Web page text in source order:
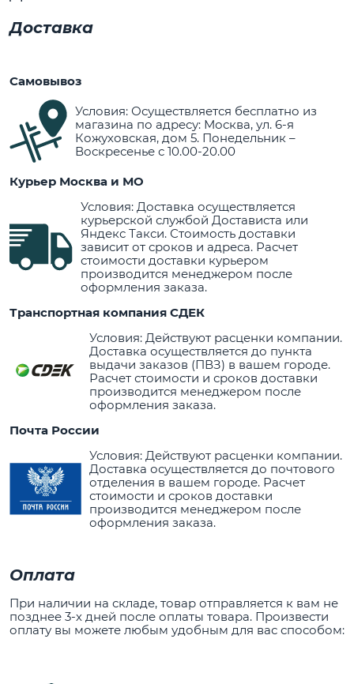
Доставка
Самовывоз
Условия: Осуществляется бесплатно из
магазина по адресу: Москва, ул. 6-я
Кожуховская, дом 5. Понедельник –
Воскресенье с 10.00-20.00
Курьер Москва и МО
Условия: Доставка осуществляется
курьерской службой Достависта или
Яндекс Такси. Стоимость доставки
зависит от сроков и адреса. Расчет
стоимости доставки курьером
производится менеджером после
оформления заказа.
Транспортная компания СДЕК
Условия: Действуют расценки компании.
Доставка осуществляется до пункта
выдачи заказов (ПВЗ) в вашем городе.
Расчет стоимости и сроков доставки
производится менеджером после
оформления заказа.
Почта России
Условия: Действуют расценки компании.
Доставка осуществляется до почтового
отделения в вашем городе. Расчет
стоимости и сроков доставки
производится менеджером после
оформления заказа.
Оплата
При наличии на складе, товар отправляется к вам не
позднее 3-х дней после оплаты товара. Произвести
оплату вы можете любым удобным для вас способом: